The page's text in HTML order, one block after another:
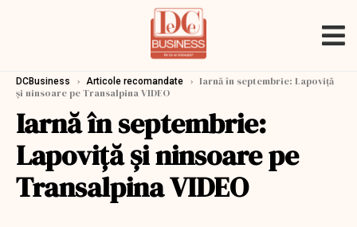
DCBusiness › Articole recomandate › Iarnă în septembrie: Lapoviţă
şi ninsoare pe Transalpina VIDEO
Iarnă în septembrie:
Lapoviţă şi ninsoare pe
Transalpina VIDEO